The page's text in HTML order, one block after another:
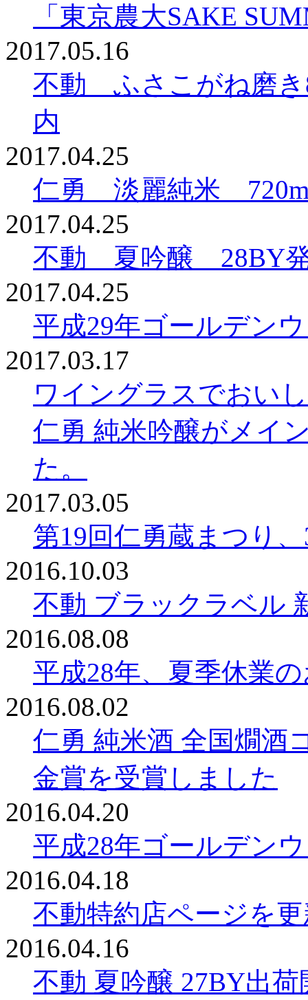
「東京農大SAKE
2017.05.16
不動 ふさこがね磨
内
2017.04.25
仁勇 淡麗純米
2017.04.25
不動 夏吟醸 28BY
2017.04.25
平成29年ゴールデン
2017.03.17
ワイングラスでおい
仁勇 純米吟醸がメイ
た。
2017.03.05
第19回仁勇蔵まつり
2016.10.03
不動 ブラックラベル
2016.08.08
平成28年、夏季休業
2016.08.02
仁勇 純米酒 全国燗酒
金賞を受賞しました
2016.04.20
平成28年ゴールデン
2016.04.18
不動特約店ページを
2016.04.16
不動 夏吟醸 27BY出